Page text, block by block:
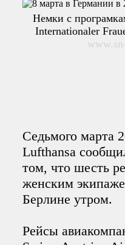
Немки с
Internationaler
Седьмого марта
Lufthansa
том, что шесть
женским
Берлине утром.
Рейсы